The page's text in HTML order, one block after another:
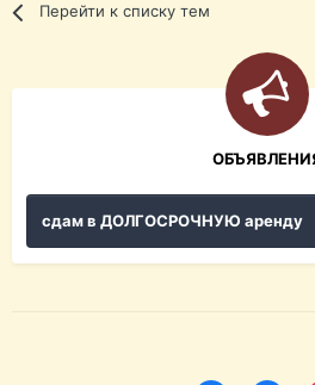
Перейти к списку тем
сдам в ДОЛГОСРОЧНУЮ аренду